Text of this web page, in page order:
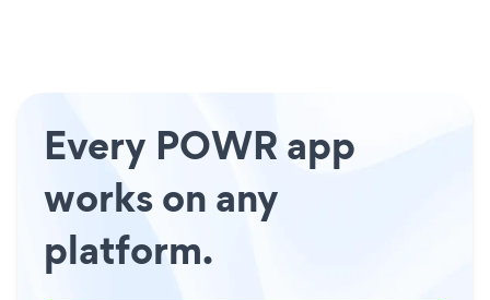
Every POWR app
works on any
platform.